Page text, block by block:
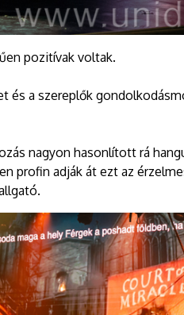
pozitívak voltak.
és a szereplők
nagyon hasonlított rá
profin adják át ezt az